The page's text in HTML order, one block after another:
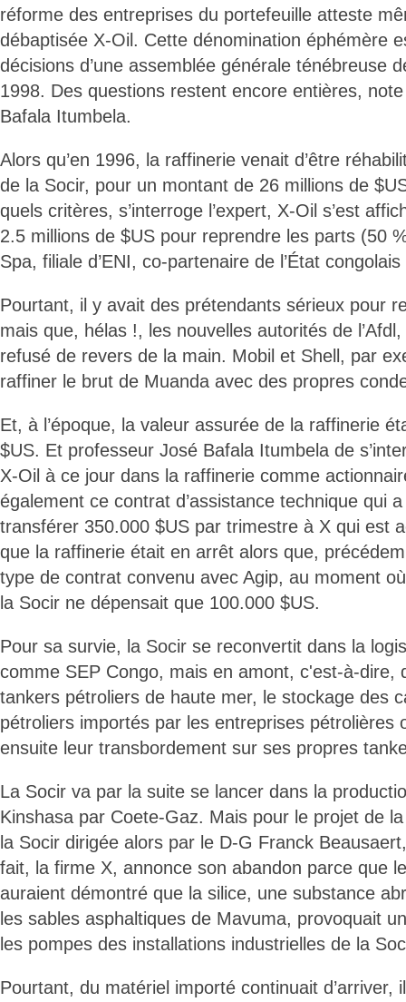
réforme des entreprises du portefeuille atteste
débaptisée X-Oil. Cette dénomination éphémère
décisions d’une assemblée générale ténébreuse
1998. Des questions restent encore entières,
Bafala Itumbela.
Alors qu’en 1996, la raffinerie venait d’être
de la Socir, pour un montant de 26 millions de
quels critères, s’interroge l’expert, X-Oil s’est
2.5 millions de $US pour reprendre les parts (50
Spa, filiale d’ENI, co-partenaire de l’État
Pourtant, il y avait des prétendants sérieux pour
mais que, hélas !, les nouvelles autorités de
refusé de revers de la main. Mobil et Shell, par
raffiner le brut de Muanda avec des propres
Et, à l’époque, la valeur assurée de la raffinerie
$US. Et professeur José Bafala Itumbela de
X-Oil à ce jour dans la raffinerie comme
également ce contrat d’assistance technique qui
transférer 350.000 $US par trimestre à X qui est
que la raffinerie était en arrêt alors que,
type de contrat convenu avec Agip, au moment
la Socir ne dépensait que 100.000 $US.
Pour sa survie, la Socir se reconvertit dans la
comme SEP Congo, mais en amont, c'est-à-dire,
tankers pétroliers de haute mer, le stockage des
pétroliers importés par les entreprises pétrolières
ensuite leur transbordement sur ses propres
La Socir va par la suite se lancer dans la
Kinshasa par Coete-Gaz. Mais pour le projet de
la Socir dirigée alors par le D-G Franck
fait, la firme X, annonce son abandon parce que
auraient démontré que la silice, une substance
les sables asphaltiques de Mavuma, provoquait
les pompes des installations industrielles de la
Pourtant, du matériel importé continuait d’arriver,